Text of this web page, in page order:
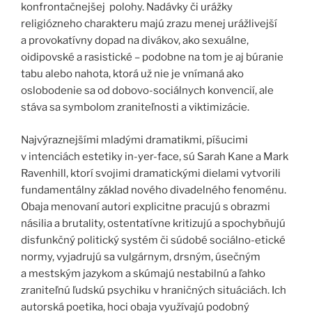
konfrontačnejšej polohy. Nadávky či urážky
religiózneho charakteru majú zrazu menej urážlivejší
a provokatívny dopad na divákov, ako sexuálne,
oidipovské a rasistické – podobne na tom je aj búranie
tabu alebo nahota, ktorá už nie je vnímaná ako
oslobodenie sa od dobovo-sociálnych konvencií, ale
stáva sa symbolom zraniteľnosti a viktimizácie.
Najvýraznejšími mladými dramatikmi, píšucimi
v intenciách estetiky in-yer-face, sú Sarah Kane a Mark
Ravenhill, ktorí svojimi dramatickými dielami vytvorili
fundamentálny základ nového divadelného fenoménu.
Obaja menovaní autori explicitne pracujú s obrazmi
násilia a brutality, ostentatívne kritizujú a spochybňujú
disfunkčný politický systém či súdobé sociálno-etické
normy, vyjadrujú sa vulgárnym, drsným, úsečným
a mestským jazykom a skúmajú nestabilnú a ľahko
zraniteľnú ľudskú psychiku v hraničných situáciách. Ich
autorská poetika, hoci obaja využívajú podobný